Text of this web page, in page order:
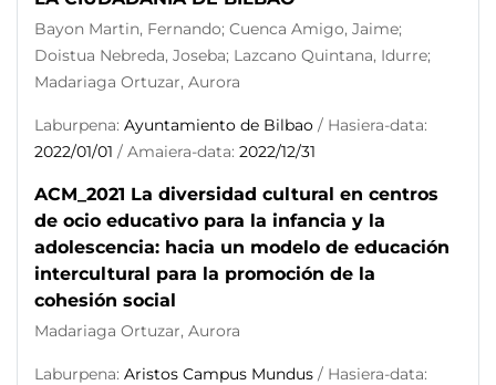
Bayon Martin, Fernando; Cuenca Amigo, Jaime;
Doistua Nebreda, Joseba; Lazcano Quintana, Idurre;
Madariaga Ortuzar, Aurora
Laburpena: Ayuntamiento de Bilbao / Hasiera-data:
2022/01/01 / Amaiera-data: 2022/12/31
ACM_2021 La diversidad cultural en centros
de ocio educativo para la infancia y la
adolescencia: hacia un modelo de educación
intercultural para la promoción de la
cohesión social
Madariaga Ortuzar, Aurora
Laburpena: Aristos Campus Mundus / Hasiera-data: